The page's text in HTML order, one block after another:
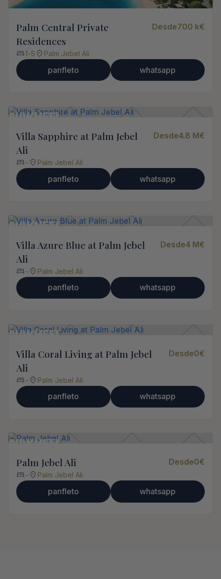
Palm Central Private
Residences
Desde700 k€
1-5 Palm Jebel Ali
panfleto whatsapp
Villa Sapphire at Palm Jebel
Ali
Desde4.8 M€
- Palm Jebel Ali
panfleto whatsapp
Villa Azure Blue at Palm Jebel
Ali
Desde4 M€
- Palm Jebel Ali
panfleto whatsapp
Villa Coral Living at Palm Jebel
Ali
Desde0€
- Palm Jebel Ali
panfleto whatsapp
Palm Jebel Ali Desde0€
- Palm Jebel Ali
panfleto whatsapp